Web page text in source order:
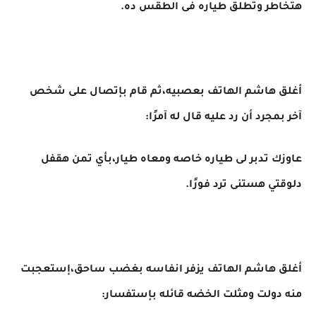
هتخاطر وتطلق طياره فى الطقس ده.
أغلق هاشم الهاتف بعصبيه،ثم قام بإتصال على شخص
آخر بمجرد أن رد عليه قال له آمرًا:
عاوزك تدبر لى طياره خاصه ومعاه طيار،بأي تمن هقفل
دلوقتي هستنى ترد فورًا.
أغلق هاشم الهاتف يزفر انفاسه بغضب ساحق،إستعجبت
منه دولت ومثلت الخضه قائله بإستفسار: